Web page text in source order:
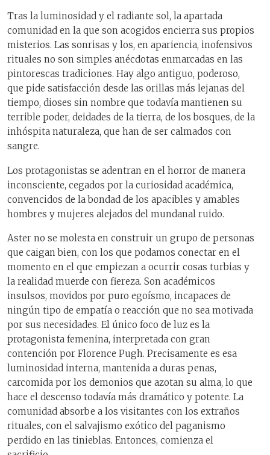
Tras la luminosidad y el radiante sol, la apartada
comunidad en la que son acogidos encierra sus propios
misterios. Las sonrisas y los, en apariencia, inofensivos
rituales no son simples anécdotas enmarcadas en las
pintorescas tradiciones. Hay algo antiguo, poderoso,
que pide satisfacción desde las orillas más lejanas del
tiempo, dioses sin nombre que todavía mantienen su
terrible poder, deidades de la tierra, de los bosques, de la
inhóspita naturaleza, que han de ser calmados con
sangre.
Los protagonistas se adentran en el horror de manera
inconsciente, cegados por la curiosidad académica,
convencidos de la bondad de los apacibles y amables
hombres y mujeres alejados del mundanal ruido.
Aster no se molesta en construir un grupo de personas
que caigan bien, con los que podamos conectar en el
momento en el que empiezan a ocurrir cosas turbias y
la realidad muerde con fiereza. Son académicos
insulsos, movidos por puro egoísmo, incapaces de
ningún tipo de empatía o reacción que no sea motivada
por sus necesidades. El único foco de luz es la
protagonista femenina, interpretada con gran
contención por Florence Pugh. Precisamente es esa
luminosidad interna, mantenida a duras penas,
carcomida por los demonios que azotan su alma, lo que
hace el descenso todavía más dramático y potente. La
comunidad absorbe a los visitantes con los extraños
rituales, con el salvajismo exótico del paganismo
perdido en las tinieblas. Entonces, comienza el